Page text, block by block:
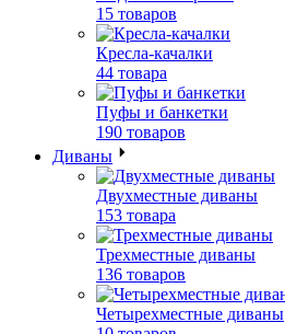
15 товаров
Кресла-качалки
44 товара
Пуфы и банкетки
190 товаров
Диваны
Двухместные диваны
153 товара
Трехместные диваны
136 товаров
Четырехместные диваны